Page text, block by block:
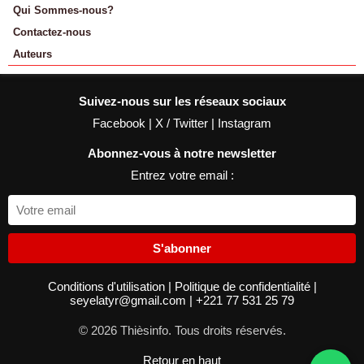
Qui Sommes-nous?
Contactez-nous
Auteurs
Suivez-nous sur les réseaux sociaux
Facebook | X / Twitter | Instagram
Abonnez-vous à notre newsletter
Entrez votre email :
S'abonner
Conditions d'utilisation | Politique de confidentialité |
seyelatyr@gmail.com | +221 77 531 25 79
© 2026 Thièsinfo. Tous droits réservés.
Retour en haut